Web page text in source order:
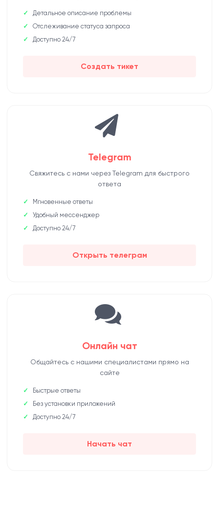
Детальное описание проблемы
Отслеживание статуса запроса
Доступно 24/7
Создать тикет
Telegram
Свяжитесь с нами через Telegram для быстрого
ответа
Мгновенные ответы
Удобный мессенджер
Доступно 24/7
Открыть телеграм
Онлайн чат
Общайтесь с нашими специалистами прямо на
сайте
Быстрые ответы
Без установки приложений
Доступно 24/7
Начать чат